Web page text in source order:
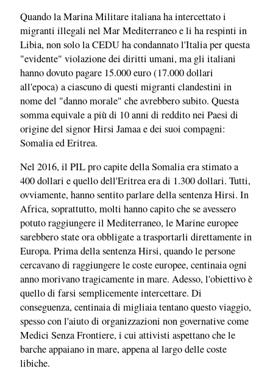
Quando la Marina Militare italiana ha intercettato i
migranti illegali nel Mar Mediterraneo e li ha respinti in
Libia, non solo la CEDU ha condannato l'Italia per questa
"evidente" violazione dei diritti umani, ma gli italiani
hanno dovuto pagare 15.000 euro (17.000 dollari
all'epoca) a ciascuno di questi migranti clandestini in
nome del "danno morale" che avrebbero subito. Questa
somma equivale a più di 10 anni di reddito nei Paesi di
origine del signor Hirsi Jamaa e dei suoi compagni:
Somalia ed Eritrea.
Nel 2016, il PIL pro capite della Somalia era stimato a
400 dollari e quello dell'Eritrea era di 1.300 dollari. Tutti,
ovviamente, hanno sentito parlare della sentenza Hirsi. In
Africa, soprattutto, molti hanno capito che se avessero
potuto raggiungere il Mediterraneo, le Marine europee
sarebbero state ora obbligate a trasportarli direttamente in
Europa. Prima della sentenza Hirsi, quando le persone
cercavano di raggiungere le coste europee, centinaia ogni
anno morivano tragicamente in mare. Adesso, l'obiettivo è
quello di farsi semplicemente intercettare. Di
conseguenza, centinaia di migliaia tentano questo viaggio,
spesso con l'aiuto di organizzazioni non governative come
Medici Senza Frontiere, i cui attivisti aspettano che le
barche appaiano in mare, appena al largo delle coste
libiche.